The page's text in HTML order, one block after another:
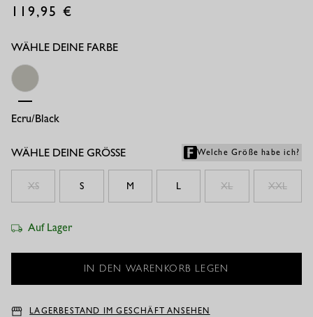
119,95
WÄHLE DEINE FARBE
Ecru/black
WÄHLE DEINE GRÖSSE Welche Größe habe ich?
XS S M L XL XXL
Auf Lager
LAGERBESTAND IM GESCHÄFT ANSEHEN